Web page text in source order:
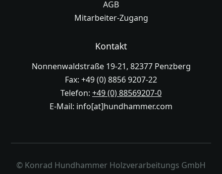
AGB
Mitarbeiter-Zugang
Kontakt
Nonnenwaldstraße 19-21, 82377 Penzberg
Fax: +49 (0) 8856 9207-22
Telefon: +49 (0) 88569207-0
E-Mail: info[at]hundhammer.com
© Konrad Hundhammer Holzverarbeitungs GmbH